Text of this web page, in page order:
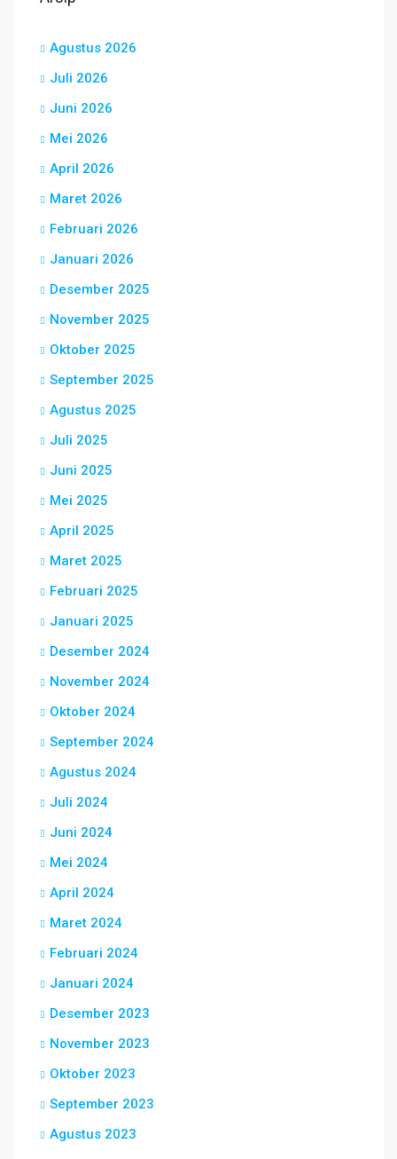
Agustus 2026
Juli 2026
Juni 2026
Mei 2026
April 2026
Maret 2026
Februari 2026
Januari 2026
Desember 2025
November 2025
Oktober 2025
September 2025
Agustus 2025
Juli 2025
Juni 2025
Mei 2025
April 2025
Maret 2025
Februari 2025
Januari 2025
Desember 2024
November 2024
Oktober 2024
September 2024
Agustus 2024
Juli 2024
Juni 2024
Mei 2024
April 2024
Maret 2024
Februari 2024
Januari 2024
Desember 2023
November 2023
Oktober 2023
September 2023
Agustus 2023